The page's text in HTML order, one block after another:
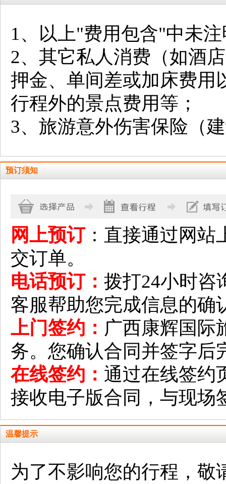
1、以上"费用包含"中未
2、其它私人消费（如酒
押金、单间差或加床费用
行程外的景点费用等；
3、旅游意外伤害保险（
预订须知
网上预订：直接通过网站
交订单。
电话预订： 拨打24小时咨
客服帮助您完成信息的确
上门签约： 广西康辉国际
务。您确认合同并签字后
在线签约： 通过在线签约
接收电子版合同，与现场
温馨提示
为了不影响您的行程，敬